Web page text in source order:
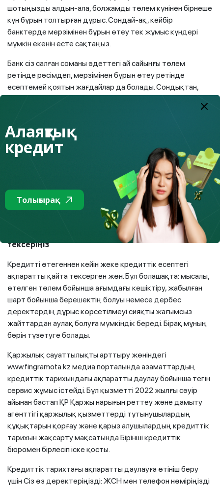
шотыңызды алдын-ала, болжамды төлем күнінен бірнеше
күн бұрын толтырған дұрыс. Сондай-ақ, кейбір
банктерде мерзімінен бұрын өтеу тек жұмыс күндері
мүмкін екенін есте сақтаңыз.
Банк сіз салған соманы әдеттегі ай сайынғы төлем
ретінде рәсімдеп, мерзімінен бұрын өтеу ретінде
есептемей қоятын жағдайлар да болады. Сондықтан,
жағдайыңызда мұны қалай жасау керектігін нақтылаған
дұрыс.
Егер сіз кредитті мерзімінен бұрын толығымен өтеген
болсаңыз, онда сіз кредит ұйымынан кредиттің толық
жабылғаны туралы қолтаңбалары мен мөрлері бар ресми
анықтаманы ала аласыз. Кредиттік ұйымдар бұл қызметті
ақылы негізде ұсынуға құқылы, мұны есте сақтаңыз.
5-қадам. Өзіңіздің кредиттік тарихыңызды
тексеріңіз
Кредитті өтегеннен кейін жеке кредиттік есептегі
ақпаратты қайта тексерген жөн. Бұл болашақта: мысалы,
өтелген төлем бойынша ағымдағы кешіктіру, жабылған
шарт бойынша берешектің болуы немесе дербес
деректердің дұрыс көрсетілмеуі сияқты жағымсыз
жайттардан аулақ болуға мүмкіндік береді. Бірақ мұның
бәрін түзетуге болады.
Қаржылық сауаттылықты арттыру жөніндегі
www.fingramota.kz медиа порталында азаматтардың
кредиттік тарихындағы ақпаратты даулау бойынша тегін
сервис жұмыс істейді. Бұл қызметті 2022 жылғы сәуір
айынан бастап ҚР Қаржы нарығын реттеу және дамыту
агенттігі қаржылық қызметтерді тұтынушылардың
құқықтарын қорғау және қарыз алушылардың кредиттік
тарихын жақсарту мақсатында Бірінші кредиттік
бюромен бірлесіп іске қосты.
Кредиттік тарихтағы ақпаратты даулауға өтініш беру
үшін Сіз өз деректеріңізді: ЖСН мен телефон нөміріңізді
Алаяқтық
кредит
Толығырақ